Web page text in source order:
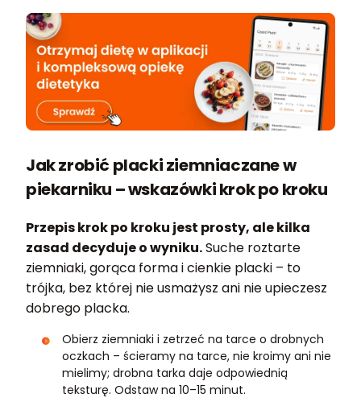
Jak zrobić placki ziemniaczane w
piekarniku – wskazówki krok po kroku
Przepis krok po kroku jest prosty, ale kilka
zasad decyduje o wyniku.Suche roztarte
ziemniaki, gorąca forma i cienkie placki – to
trójka, bez której nie usmażysz ani nie upieczesz
dobrego placka.
Obierz ziemniaki i zetrzeć na tarce o drobnych
oczkach – ścieramy na tarce, nie kroimy ani nie
mielimy; drobna tarka daje odpowiednią
teksturę. Odstaw na 10–15 minut.